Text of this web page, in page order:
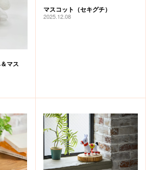
マス
マスコット（セキグチ）
2025.12.08